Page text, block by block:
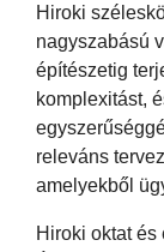
Hiroki
nagyszabású
építészetig
komplexitást,
releváns
amelyekből
Hiroki oktat és